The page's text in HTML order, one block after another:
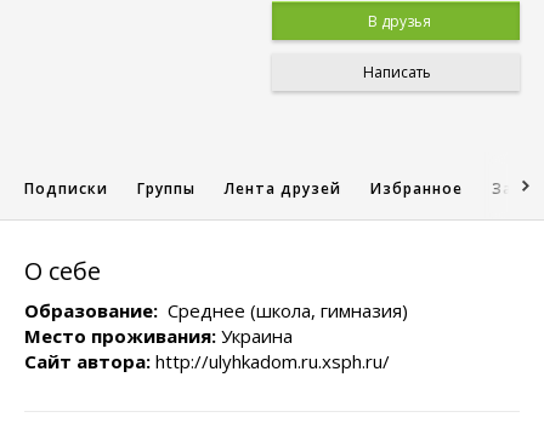
В друзья
Написать
Подписки Группы Лента друзей Избранное
О себе
Образование: Среднее (школа, гимназия)
Место проживания: Украина
Сайт автора: http://ulyhkadom.ru.xsph.ru/